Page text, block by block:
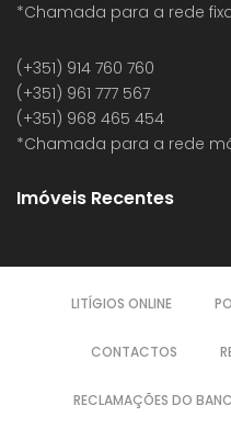
*Chamada para a rede
(+351) 914 760 760
(+351) 961 777 567
(+351) 968 465 454
*Chamada para a rede
Imóveis Recentes
LITÍGIOS ONLINE
CONTACTOS
RECLAMAÇÕES DO